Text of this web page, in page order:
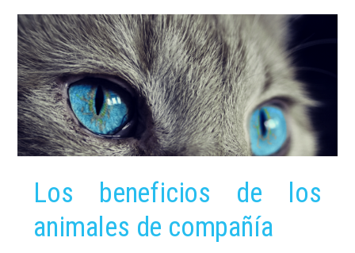
Los beneficios de los
animales de compañía